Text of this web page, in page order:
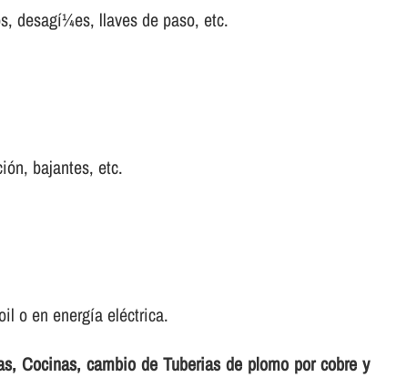
desagí¼es, llaves de paso, etc.
bajantes, etc.
o en energí­a eléctrica.
Cocinas, cambio de Tuberias de plomo por cobre y